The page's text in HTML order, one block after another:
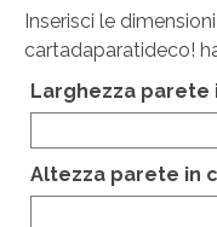
Inserisci le
cartadaparatideco!
Larghezza parete
Altezza parete in